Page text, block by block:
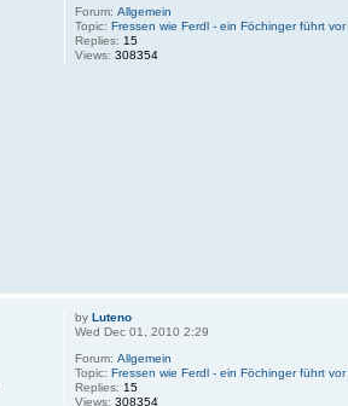
Forum:Allgemein
Topic:Fressen wie Ferdl - ein Föchinger führt vor
Replies: 15
Views:308354
byLuteno
Wed Dec 01, 2010 2:29
Forum:Allgemein
Topic:Fressen wie Ferdl - ein Föchinger führt vor
Replies: 15
Views:308354